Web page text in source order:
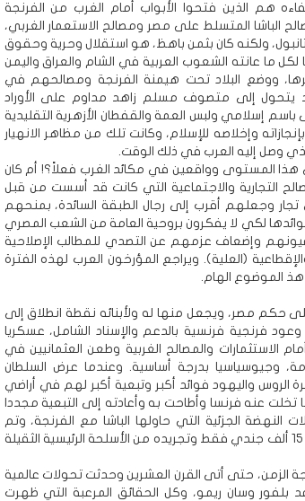
هم الذين فتحوا الأبواب أمام الغرب من الفرنجة
مصالح الباشا المتسلط على مصر ومصالح الاستعمار الغربي،
ولكنه كان بثمن باهظ، هو استقلال وحرية وحقوق
لكل ما عانته الشعوب العربية في الشام والعراق واليمن
ووضع البلاد تحت هيمنة الفرنجة ومصالحهم في
يتحول إلى متصوف مسلم زاهد مداوم على الأوراد
إسلامي ولبس العمة والقفطان الأزهرية التقليدية
وإخلاصه للإسلام، وكانت تلك من مظاهر الانهيار
وصل إليه العرب في ذلك الوقت.
هذا المستوى وواقعين في مكائد الغرب فعلاً؟! أم كان
التجارية والاجتماعية التي كانت قد أسست من قبل
تجار وجعلهم أقرب إلى رجال الطبقة السائدة، بمنحهم
لكي لا يفكرون بروحية العامة من الشعب المصري
وإضعاف عزمهم عن التصدي للمطالب الإصلاحية
(العلية). ويراجع المؤرخون العرب لهذه الفترة
الموضوع الهام.
حكم مصر، ويجعل منها له ولأبنائه نقطة انطلاق إلى
فرنجية فرنسية بالدعم والإسناد الشامل، عسكريا
الاستثمارات والمصالح الغربية وطعن العثمانيين في
وجيوسياسيا بدرجة أساسية. وعندما عرض السلطان
الروس واليهود فوائد أكبر وتبعية أكبر لهم في أراضي
ما تخلت عنه فرنسا وأطاحت به وأعادته إلى التبعية مجددا
النهضة الجزئية التي حاولها الباشا مع الفرنجة، وتم
إغلاق مرافقها وإنقاص عديد جيشه إلى 15 ألف جندي فقط وتجريده من الأسلحة الرئيسية الثقيلة
الزمن، حتى أتى القرن العشرين وحدثت تحولات عالمية
بلفور وسان ريمو، وكل الحقائق المرعبة التي ظهرت